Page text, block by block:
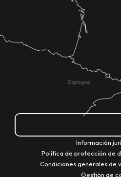
Información
Política de protección de
Condiciones generales de
Gestión de